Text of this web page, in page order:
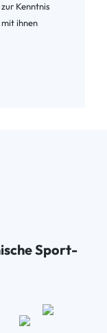
zur Kenntnis
ihnen
Sport-